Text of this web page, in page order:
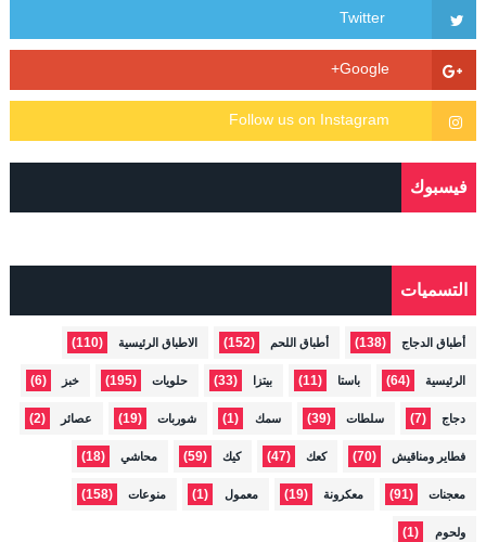
فيسبوك
التسميات
أطباق الدجاج (138) أطباق اللحم (152) الاطباق الرئيسية (110)
الرئيسية (64) باستا (11) بيتزا (33) حلويات (195) خبز (6)
دجاج (7) سلطات (39) سمك (1) شوربات (19) عصائر (2)
فطاير ومناقيش (70) كعك (47) كيك (59) محاشي (18)
معجنات (91) معكرونة (19) معمول (1) منوعات (158)
ولحوم (1)